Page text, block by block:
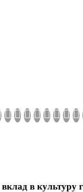
в культуру